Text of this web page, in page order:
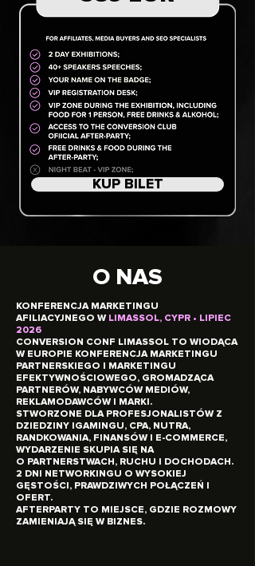
KUP BILET
O NAS
KONFERENCJA MARKETINGU
AFILIACYJNEGO W LIMASSOL, CYPR • LIPIEC
2026
CONVERSION CONF LIMASSOL TO WIODĄCA
W EUROPIE KONFERENCJA MARKETINGU
PARTNERSKIEGO I MARKETINGU
EFEKTYWNOŚCIOWEGO, GROMADZĄCA
PARTNERÓW, NABYWCÓW MEDIÓW,
REKLAMODAWCÓW I MARKI.
STWORZONE DLA PROFESJONALISTÓW Z
DZIEDZINY IGAMINGU, CPA, NUTRA,
RANDKOWANIA, FINANSÓW I E-COMMERCE,
WYDARZENIE SKUPIA SIĘ NA
O PARTNERSTWACH, RUCHU I DOCHODACH.
2 DNI NETWORKINGU O WYSOKIEJ
GĘSTOŚCI, PRAWDZIWYCH POŁĄCZEŃ I
OFERT.
AFTERPARTY TO MIEJSCE, GDZIE ROZMOWY
ZAMIENIAJĄ SIĘ W BIZNES.